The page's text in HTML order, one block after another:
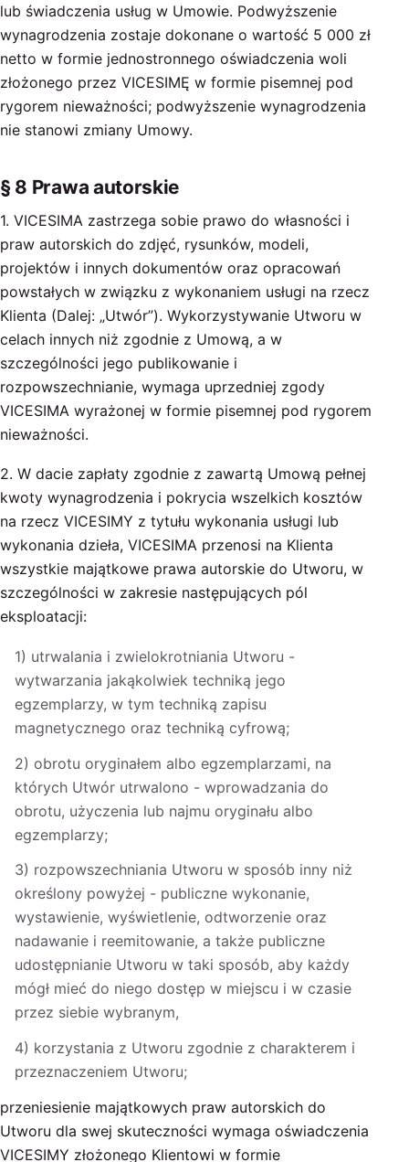
lub świadczenia usług w Umowie. Podwyższenie
wynagrodzenia zostaje dokonane o wartość 5 000 zł
netto w formie jednostronnego oświadczenia woli
złożonego przez VICESIMĘ w formie pisemnej pod
rygorem nieważności; podwyższenie wynagrodzenia
nie stanowi zmiany Umowy.
§ 8 Prawa autorskie
1. VICESIMA zastrzega sobie prawo do własności i
praw autorskich do zdjęć, rysunków, modeli,
projektów i innych dokumentów oraz opracowań
powstałych w związku z wykonaniem usługi na rzecz
Klienta (Dalej: „Utwór”). Wykorzystywanie Utworu w
celach innych niż zgodnie z Umową, a w
szczególności jego publikowanie i
rozpowszechnianie, wymaga uprzedniej zgody
VICESIMA wyrażonej w formie pisemnej pod rygorem
nieważności.
2. W dacie zapłaty zgodnie z zawartą Umową pełnej
kwoty wynagrodzenia i pokrycia wszelkich kosztów
na rzecz VICESIMY z tytułu wykonania usługi lub
wykonania dzieła, VICESIMA przenosi na Klienta
wszystkie majątkowe prawa autorskie do Utworu, w
szczególności w zakresie następujących pól
eksploatacji:
1) utrwalania i zwielokrotniania Utworu -
wytwarzania jakąkolwiek techniką jego
egzemplarzy, w tym techniką zapisu
magnetycznego oraz techniką cyfrową;
2) obrotu oryginałem albo egzemplarzami, na
których Utwór utrwalono - wprowadzania do
obrotu, użyczenia lub najmu oryginału albo
egzemplarzy;
3) rozpowszechniania Utworu w sposób inny niż
określony powyżej - publiczne wykonanie,
wystawienie, wyświetlenie, odtworzenie oraz
nadawanie i reemitowanie, a także publiczne
udostępnianie Utworu w taki sposób, aby każdy
mógł mieć do niego dostęp w miejscu i w czasie
przez siebie wybranym,
4) korzystania z Utworu zgodnie z charakterem i
przeznaczeniem Utworu;
przeniesienie majątkowych praw autorskich do
Utworu dla swej skuteczności wymaga oświadczenia
VICESIMY złożonego Klientowi w formie